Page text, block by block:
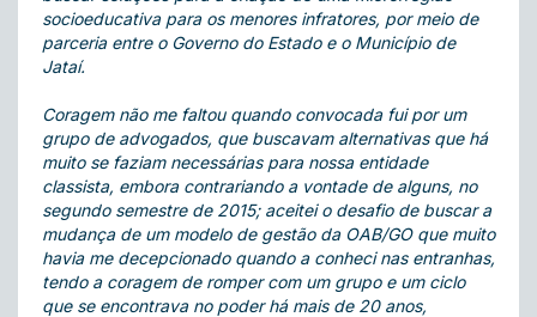
socioeducativa para os menores infratores, por meio de
parceria entre o Governo do Estado e o Município de
Jataí.
Coragem não me faltou quando convocada fui por um
grupo de advogados, que buscavam alternativas que há
muito se faziam necessárias para nossa entidade
classista, embora contrariando a vontade de alguns, no
segundo semestre de 2015; aceitei o desafio de buscar a
mudança de um modelo de gestão da OAB/GO que muito
havia me decepcionado quando a conheci nas entranhas,
tendo a coragem de romper com um grupo e um ciclo
que se encontrava no poder há mais de 20 anos,